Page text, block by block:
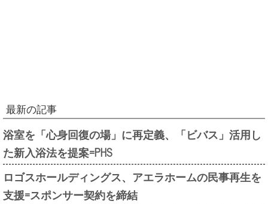
最新の記事
浴室を「心身回復の場」に再定義、「ビバス」活用し
た新入浴法を提案=PHS
ロゴスホールディングス、アエラホームの民事再生を
支援=スポンサー契約を締結